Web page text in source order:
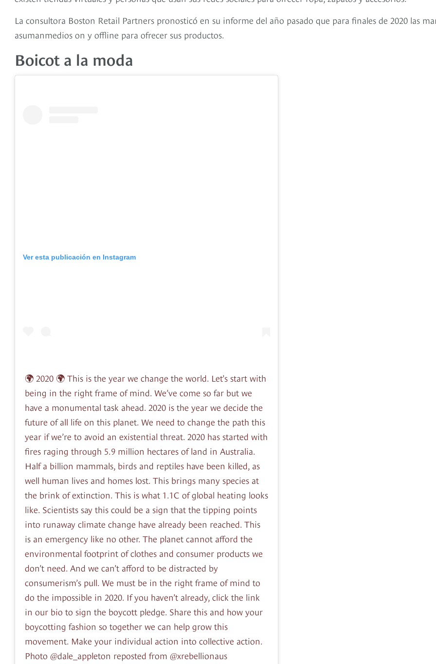
La consultora Boston Retail Partners pronosticó en su informe del año pasado que para finales de 2020 las
asumanmedios on y offline para ofrecer sus productos.
Boicot a la moda
Ver esta publicación en Instagram
🌍 2020 🌍 This is the year we change the world. Let’s start with
being in the right frame of mind. We’ve come so far but we
have a monumental task ahead. 2020 is the year we decide the
future of all life on this planet. We need to change the path this
year if we’re to avoid an existential threat. 2020 has started with
fires raging through 5.9 million hectares of land in Australia.
Half a billion mammals, birds and reptiles have been killed, as
well human lives and homes lost. This brings many species at
the brink of extinction. This is what 1.1C of global heating looks
like. Scientists say this could be a sign that the tipping points
into runaway climate change have already been reached. This
is an emergency like no other. The planet cannot afford the
environmental footprint of clothes and consumer products we
don’t need. And we can’t afford to be distracted by
consumerism’s pull. We must be in the right frame of mind to
do the impossible in 2020. If you haven’t already, click the link
in our bio to sign the boycott pledge. Share this and how your
boycotting fashion so together we can help grow this
movement. Make your individual action into collective action.
Photo @dale_appleton reposted from @xrebellionaus